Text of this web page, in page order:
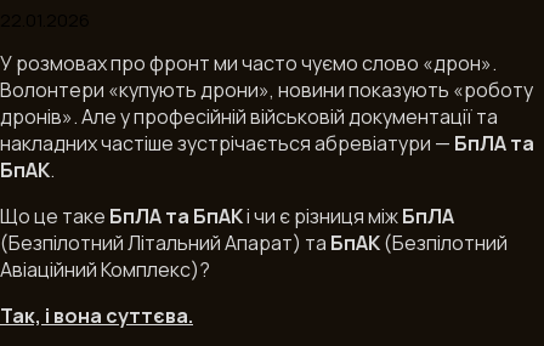
22.01.2026
У розмовах про фронт ми часто чуємо слово «дрон».
Волонтери «купують дрони», новини показують «роботу
дронів». Але у професійній військовій документації та
накладних частіше зустрічається абревіатури — БпЛА та
БпАК.
Що це таке БпЛА та БпАКі чи є різниця міжБпЛА
(Безпілотний Літальний Апарат) та БпАК(Безпілотний
Авіаційний Комплекс)?
Так, і вона суттєва.